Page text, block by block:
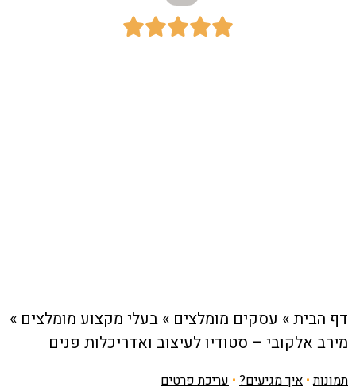





דף הבית» עסקים מומלצים » בעלי מקצוע מומלצים »
מירב אלקובי – סטודיו לעיצוב ואדריכלות פנים
תמונות• איך מגיעים? • עריכת פרטים